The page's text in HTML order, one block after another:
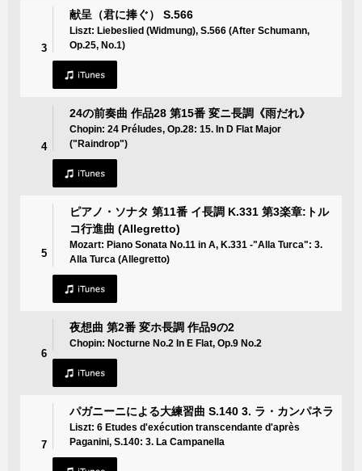
3
献呈（君に捧ぐ） S.566
Liszt: Liebeslied (Widmung), S.566 (After Schumann,
Op.25, No.1)
4
24の前奏曲 作品28 第15番 変ニ長調《雨だれ》
Chopin: 24 Préludes, Op.28: 15. In D Flat Major
("Raindrop")
5
ピアノ・ソナタ 第11番 イ長調 K.331 第3楽章:トル
コ行進曲 (Allegretto)
Mozart: Piano Sonata No.11 in A, K.331 -"Alla Turca": 3.
Alla Turca (Allegretto)
6
夜想曲 第2番 変ホ長調 作品9の2
Chopin: Nocturne No.2 In E Flat, Op.9 No.2
7
パガニーニによる大練習曲 S.140 3. ラ・カンパネラ
Liszt: 6 Etudes d'exécution transcendante d'après
Paganini, S.140: 3. La Campanella